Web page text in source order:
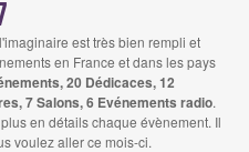
est très bien rempli et
en France et dans les pays
20 Dédicaces, 12
7 Salons, 6 Evénements radio.
en détails chaque évènement. Il
voulez aller ce mois-ci.